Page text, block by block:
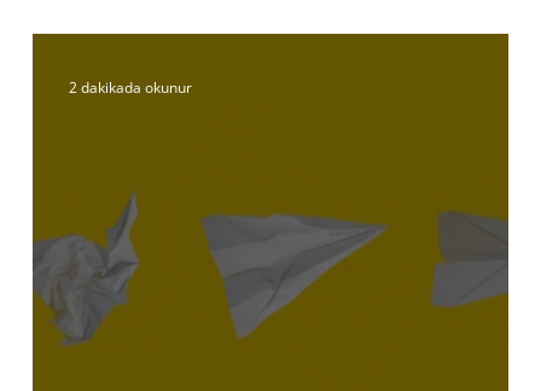
2 dakikada okunur